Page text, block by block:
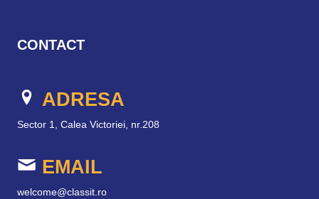
CONTACT
ADRESA
Sector 1, Calea Victoriei, nr.208
EMAIL
welcome@classit.ro